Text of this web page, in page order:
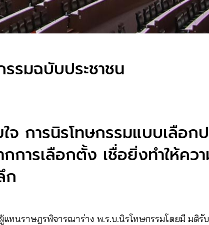
รมฉบับประชาชน
ใจ การนิรโทษกรรมแบบเลือก
กการเลือกตั้ง เชื่อยิ่งทำให้คว
ก
ทนราษฎรพิจารณาร่าง พ.ร.บ.นิรโทษกรรมโดยมี มติรั